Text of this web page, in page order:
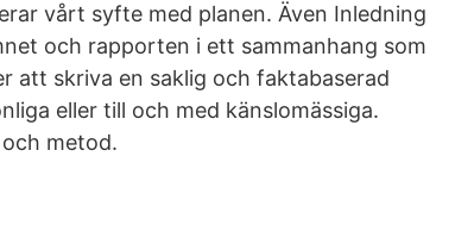
vårt syfte med planen. Även Inledning
och rapporten i ett sammanhang som
att skriva en saklig och faktabaserad
eller till och med känslomässiga.
metod.